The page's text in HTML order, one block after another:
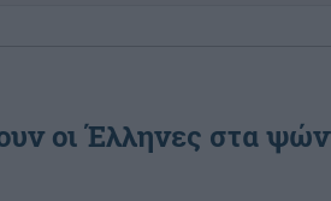
οι Έλληνες στα